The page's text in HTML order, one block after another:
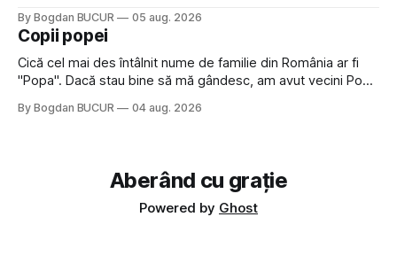
a dovedit că jumătatea masculină a acelui duo era cam
dubioasă...) 2. Băgăm la
By Bogdan BUCUR 05 aug. 2026
Copii popei
Cică cel mai des întâlnit nume de familie din România ar fi
"Popa". Dacă stau bine să mă gândesc, am avut vecini Popa
Dexonline spune de etimologia termenului de popă că ar
By Bogdan BUCUR 04 aug. 2026
Aberând cu grație
Powered by Ghost